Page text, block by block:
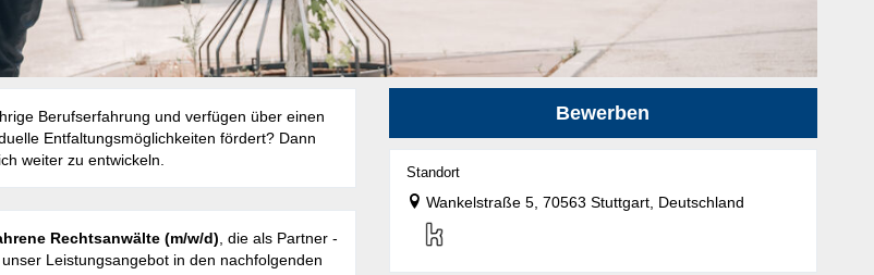
Berufserfahrung und verfügen über einen
Entfaltungsmöglichkeiten fördert? Dann
weiter zu entwickeln.
Rechtsanwälte (m/w/d), die als Partner -
Leistungsangebot in den nachfolgenden
Bewerben
Standort
Wankelstraße 5, 70563 Stuttgart, Deutschland